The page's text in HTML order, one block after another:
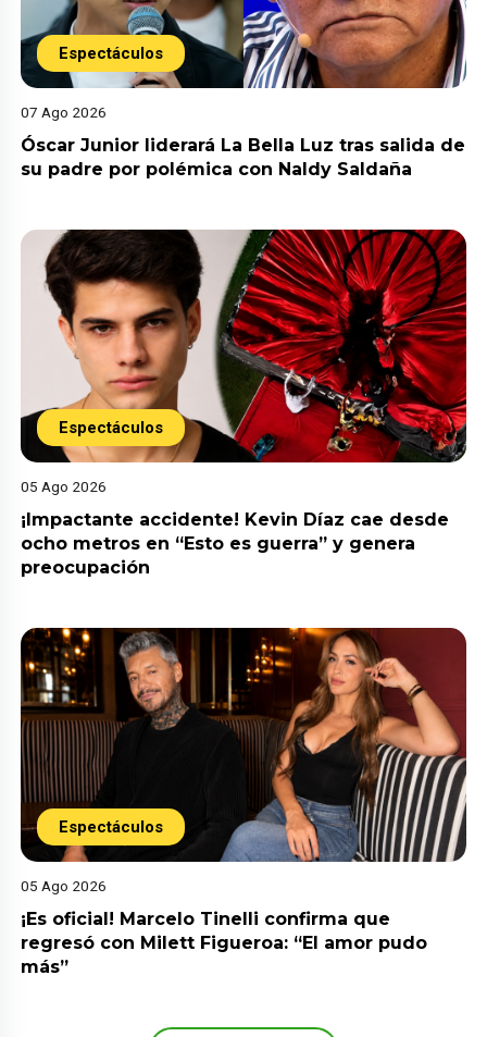
Espectáculos
07 Ago 2026
Óscar Junior liderará La Bella Luz tras salida de
su padre por polémica con Naldy Saldaña
Espectáculos
05 Ago 2026
¡Impactante accidente! Kevin Díaz cae desde
ocho metros en “Esto es guerra” y genera
preocupación
Espectáculos
05 Ago 2026
¡Es oficial! Marcelo Tinelli confirma que
regresó con Milett Figueroa: “El amor pudo
más”